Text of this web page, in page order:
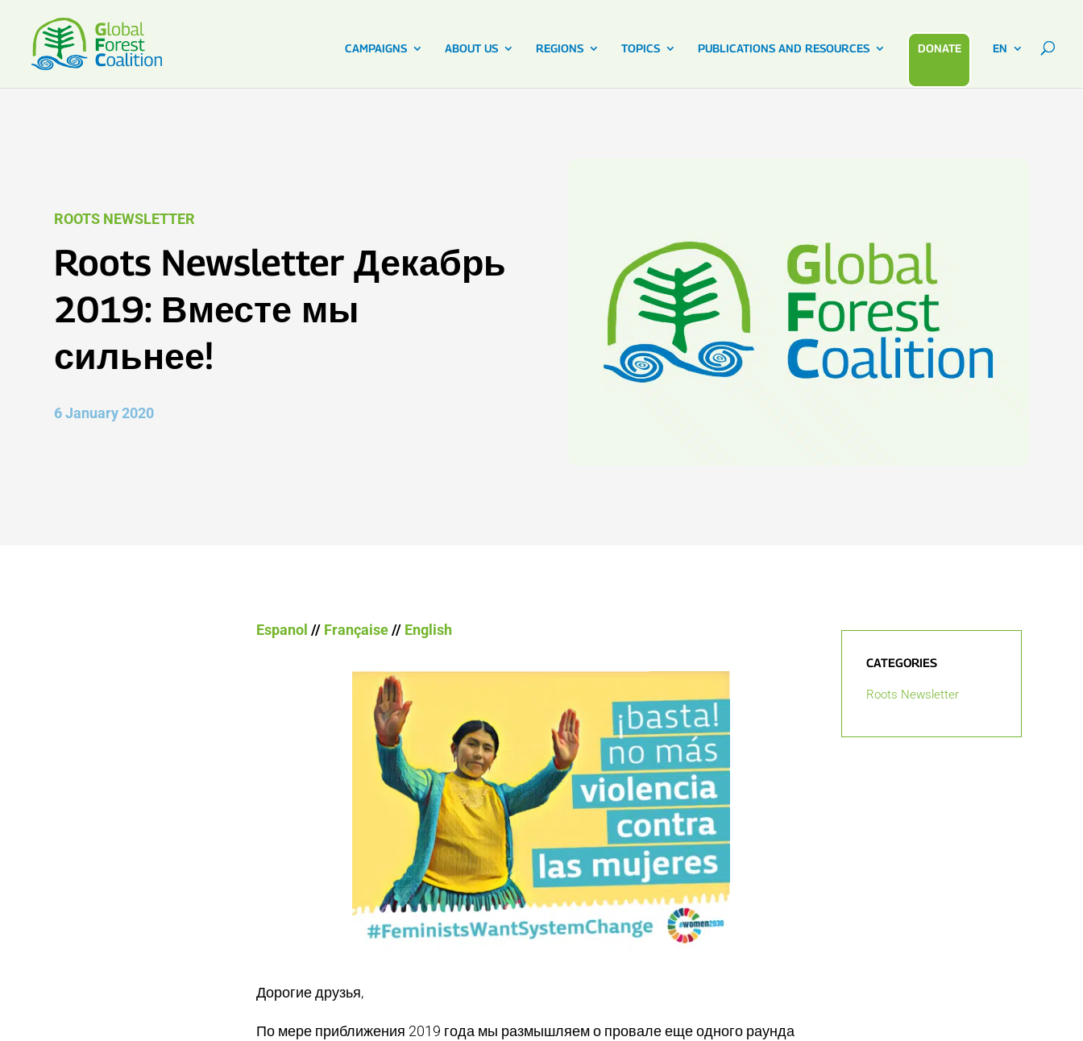
CAMPAIGNS ABOUT US REGIONS TOPICS PUBLICATIONS AND RESOURCES DONATE EN
ROOTS NEWSLETTER
Roots Newsletter Декабрь
2019: Вместе мы
сильнее!
6 January 2020
Espanol // Française// English
Дорогие друзья,
По мере приближения 2019 года мы размышляем о провале еще одного раунда
CATEGORIES
Roots Newsletter